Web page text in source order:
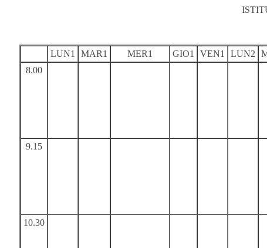
LUN1 MAR1 MER1 GIO1 VEN1 LUN2
8.00
9.15
10.30